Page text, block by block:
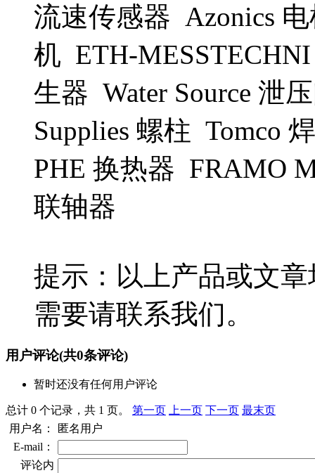
流速传感器 Azonics
机 ETH-
生器 Water Source 泄
Supplies 螺柱 Tomco
PHE 换热器 FRAMO
联轴器
提示：以上产品或文
需要请联系我们。
用户评论(共0条评论)
暂时还没有任何用户评论
总计 0 个记录，共 1 页。 第一页 上一页 下一页 最末页
用户名：
匿名用户
E-mail：
评论内